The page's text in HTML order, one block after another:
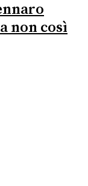
non così